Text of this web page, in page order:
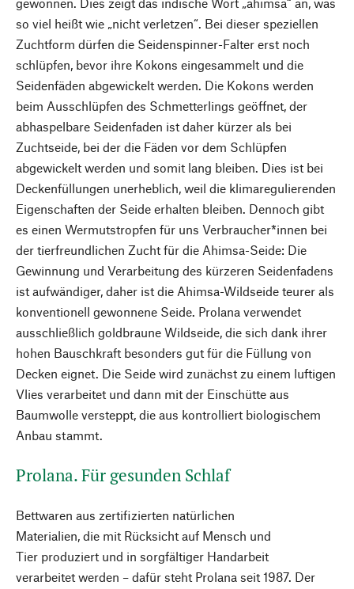
so viel heißt wie „nicht verletzen“. Bei dieser speziellen
Zuchtform dürfen die Seidenspinner-Falter erst noch
schlüpfen, bevor ihre Kokons eingesammelt und die
Seidenfäden abgewickelt werden. Die Kokons werden
beim Ausschlüpfen des Schmetterlings geöffnet, der
abhaspelbare Seidenfaden ist daher kürzer als bei
Zuchtseide, bei der die Fäden vor dem Schlüpfen
abgewickelt werden und somit lang bleiben. Dies ist bei
Deckenfüllungen unerheblich, weil die klimaregulierenden
Eigenschaften der Seide erhalten bleiben. Dennoch gibt
es einen Wermutstropfen für uns Verbraucher*innen bei
der tierfreundlichen Zucht für die Ahimsa-Seide: Die
Gewinnung und Verarbeitung des kürzeren Seidenfadens
ist aufwändiger, daher ist die Ahimsa-Wildseide teurer als
konventionell gewonnene Seide. Prolana verwendet
ausschließlich goldbraune Wildseide, die sich dank ihrer
hohen Bauschkraft besonders gut für die Füllung von
Decken eignet. Die Seide wird zunächst zu einem luftigen
Vlies verarbeitet und dann mit der Einschütte aus
Baumwolle versteppt, die aus kontrolliert biologischem
Anbau stammt.
Prolana. Für gesunden Schlaf
Bettwaren aus zertifizierten natürlichen
Materialien, die mit Rücksicht auf Mensch und
Tier produziert und in sorgfältiger Handarbeit
verarbeitet werden – dafür steht Prolana seit 1987. Der